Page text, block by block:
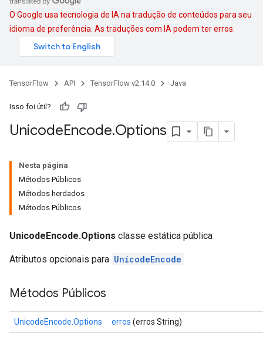
O Google usa tecnologia de IA na tradução de conteúdos para seu
idioma de preferência. As traduções com IA podem ter erros.
TensorFlow API TensorFlow v2.14.0 Java
Isso foi útil?
UnicodeEncode.Options
Nesta página
Métodos Públicos
Métodos herdados
Métodos Públicos
UnicodeEncode.Options classe estática pública
Atributos opcionais para UnicodeEncode
Métodos Públicos
UnicodeEncode.Options erros (erros String)